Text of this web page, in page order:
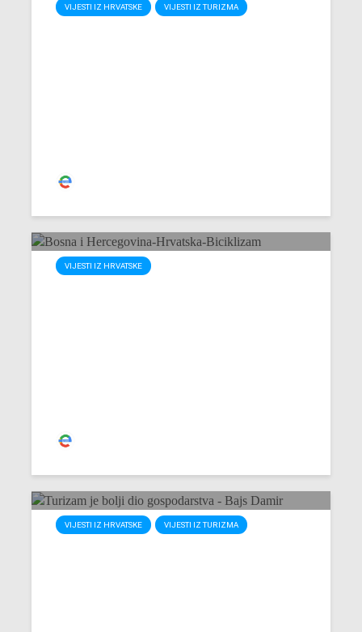
VIJESTI IZ HRVATSKE VIJESTI IZ TURIZMA
VIJESTI IZ HRVATSKE
VIJESTI IZ HRVATSKE VIJESTI IZ TURIZMA